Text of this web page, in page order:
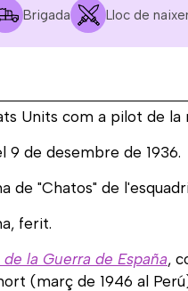
Brigada Lloc de
Units com a pilot de
9 de desembre de 1936.
de "Chatos" de
ferit.
la Guerra de España,
(març de 1946 al